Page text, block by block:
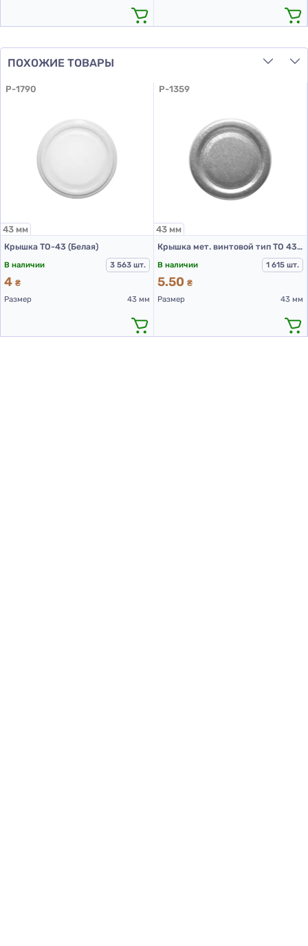
ПОХОЖИЕ ТОВАРЫ
P-1790
43 мм
Крышка ТО-43 (Белая)
В наличии
3 563 шт.
4 ₴
Размер
43 мм
P-1359
43 мм
Крышка мет. винтовой тип ТО 43 цвет Серебро RTB ST
В наличии
1 615 шт.
5.50 ₴
Размер
43 мм